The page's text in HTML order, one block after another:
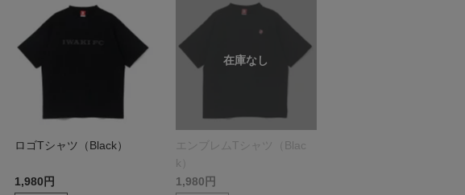
ロゴTシャツ（Black）
1,980円
エンブレムTシャツ（Blac
k）
1,980円